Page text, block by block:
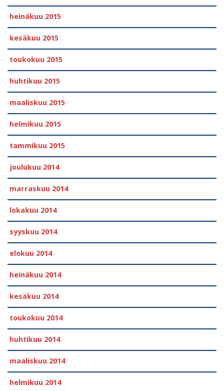
heinäkuu 2015
kesäkuu 2015
toukokuu 2015
huhtikuu 2015
maaliskuu 2015
helmikuu 2015
tammikuu 2015
joulukuu 2014
marraskuu 2014
lokakuu 2014
syyskuu 2014
elokuu 2014
heinäkuu 2014
kesäkuu 2014
toukokuu 2014
huhtikuu 2014
maaliskuu 2014
helmikuu 2014